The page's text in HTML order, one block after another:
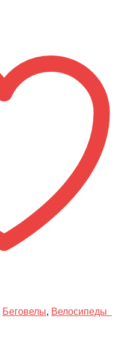
Беговелы, Велосипеды